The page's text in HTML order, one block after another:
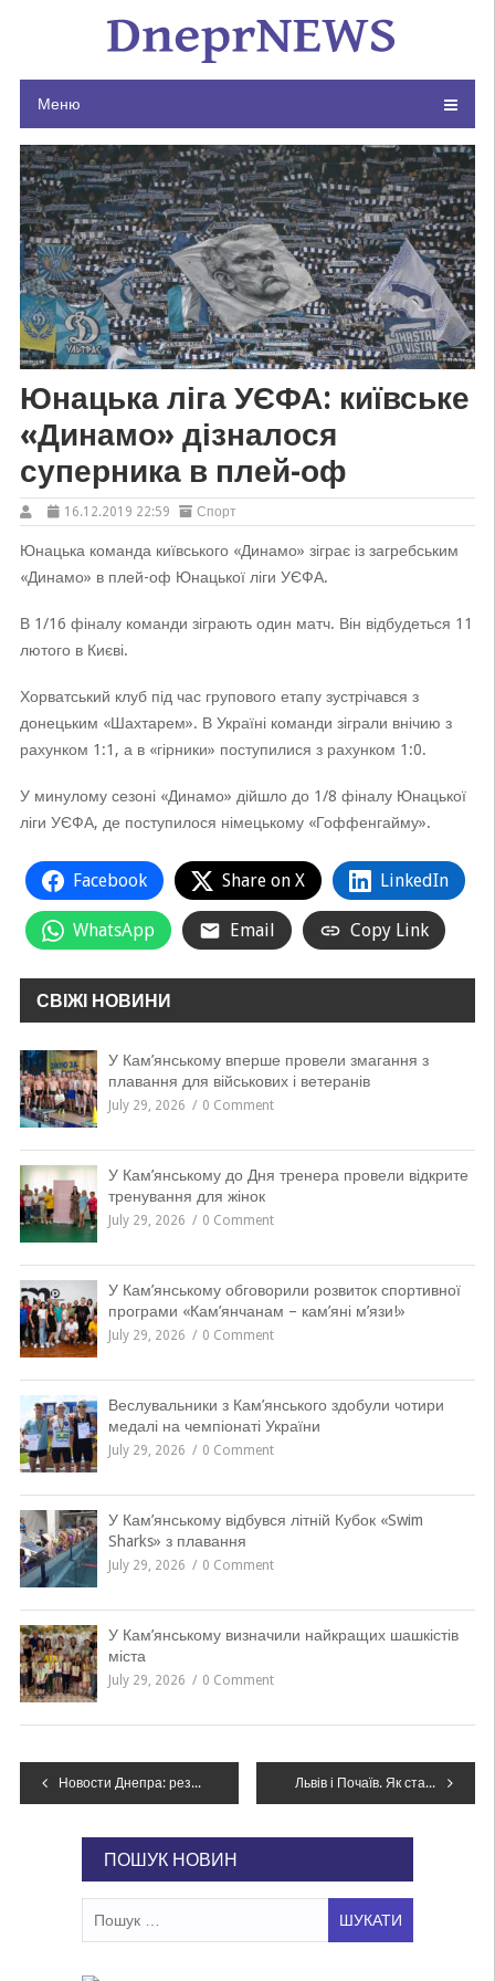
Меню
Юнацька ліга УЄФА: київське
«Динамо» дізналося
суперника в плей-оф
16.12.2019 22:59 Спорт
Юнацька команда київського «Динамо» зіграє із загребським
«Динамо» в плей-оф Юнацької ліги УЄФА.
В 1/16 фіналу команди зіграють один матч. Він відбудеться 11
лютого в Києві.
Хорватський клуб під час групового етапу зустрічався з
донецьким «Шахтарем». В Україні команди зіграли внічию з
рахунком 1:1, а в «гірники» поступилися з рахунком 1:0.
У минулому сезоні «Динамо» дійшло до 1/8 фіналу Юнацької
ліги УЄФА, де поступилося німецькому «Гоффенгайму».
Facebook Share on X LinkedIn
WhatsApp Email Copy Link
СВІЖІ НОВИНИ
У Кам’янському вперше провели змагання з
плавання для військових і ветеранів
July 29, 2026 0 Comment
У Кам’янському до Дня тренера провели відкрите
тренування для жінок
July 29, 2026 0 Comment
У Кам’янському обговорили розвиток спортивної
програми «Кам’янчанам – кам’яні м’язи!»
July 29, 2026 0 Comment
Веслувальники з Кам’янського здобули чотири
медалі на чемпіонаті України
July 29, 2026 0 Comment
У Кам’янському відбувся літній Кубок «Swim
Sharks» з плавання
July 29, 2026 0 Comment
У Кам’янському визначили найкращих шашкістів
міста
July 29, 2026 0 Comment
Навігація
Новости Днепра: резня в общежитии, Южмаш может делать до 24-х ракет, 18-летний ограбил школьника, тест на знание памятников Львів і Почаїв. Як ставляться до відзначення Різдва 25 грудня жителі цих міст?
ПОШУК НОВИН